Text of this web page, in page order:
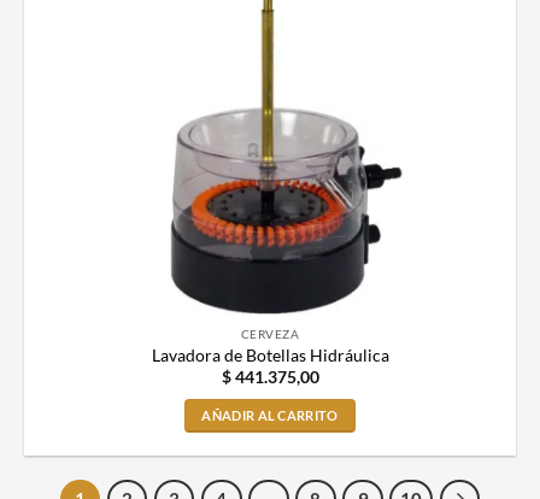
CERVEZA
Lavadora de Botellas Hidráulica
$441.375,00
AÑADIR AL CARRITO